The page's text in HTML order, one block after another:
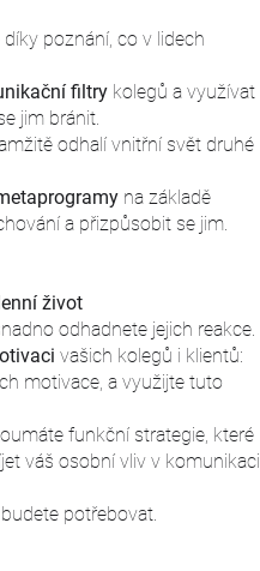
díky poznání, co v lidech
filtry kolegů a využívat
jim bránit.
odhalí vnitřní svět druhé
na základě
a přizpůsobit se jim.
život
odhadnete jejich reakce.
vašich kolegů i klientů:
motivace, a využijte tuto
funkční strategie, které
váš osobní vliv v komunikaci
potřebovat.